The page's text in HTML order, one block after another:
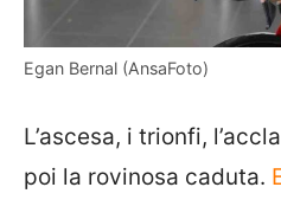
Egan Bernal (AnsaFoto)
L’ascesa, i trionfi,
poi la rovinosa caduta.